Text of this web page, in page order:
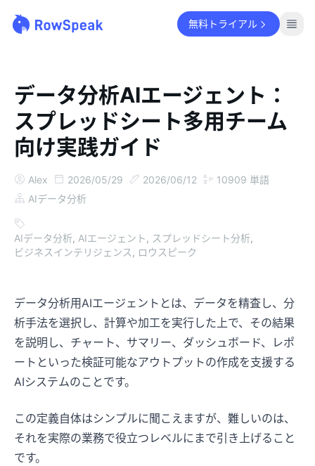
無料トライアル
データ分析AIエージェント：
スプレッドシート多用チーム
向け実践ガイド
Alex 2026/05/29 2026/06/12 10909 単語
AIデータ分析
AIデータ分析, AIエージェント , スプレッドシート分析,
ビジネスインテリジェンス , ロウスピーク
データ分析用AIエージェントとは、データを精査し、分
析手法を選択し、計算や加工を実行した上で、その結果
を説明し、チャート、サマリー、ダッシュボード、レポ
ートといった検証可能なアウトプットの作成を支援する
AIシステムのことです。
この定義自体はシンプルに聞こえますが、難しいのは、
それを実際の業務で役立つレベルにまで引き上げること
です。